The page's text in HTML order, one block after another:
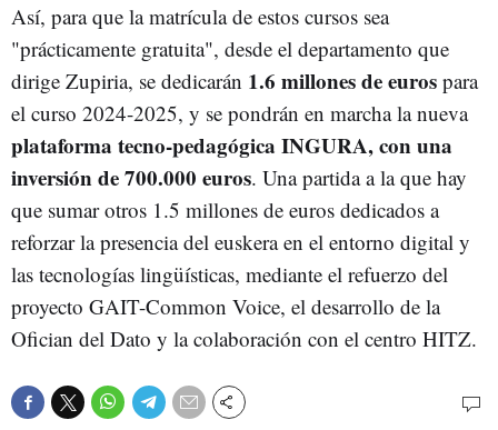
Así, para que la matrícula de estos cursos sea
"prácticamente gratuita", desde el departamento que
dirige Zupiria, se dedicarán 1.6 millones de euros para
el curso 2024-2025, y se pondrán en marcha la nueva
plataforma tecno-pedagógica INGURA, con una
inversión de 700.000 euros. Una partida a la que hay
que sumar otros 1.5 millones de euros dedicados a
reforzar la presencia del euskera en el entorno digital y
las tecnologías lingüísticas, mediante el refuerzo del
proyecto GAIT-Common Voice, el desarrollo de la
Ofician del Dato y la colaboración con el centro HITZ.